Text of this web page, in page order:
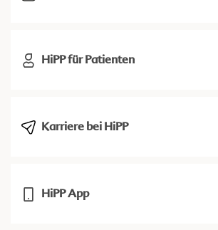
HiPP für Patienten
Karriere bei HiPP
HiPP App